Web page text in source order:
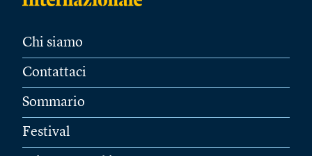
Chi siamo
Contattaci
Sommario
Festival